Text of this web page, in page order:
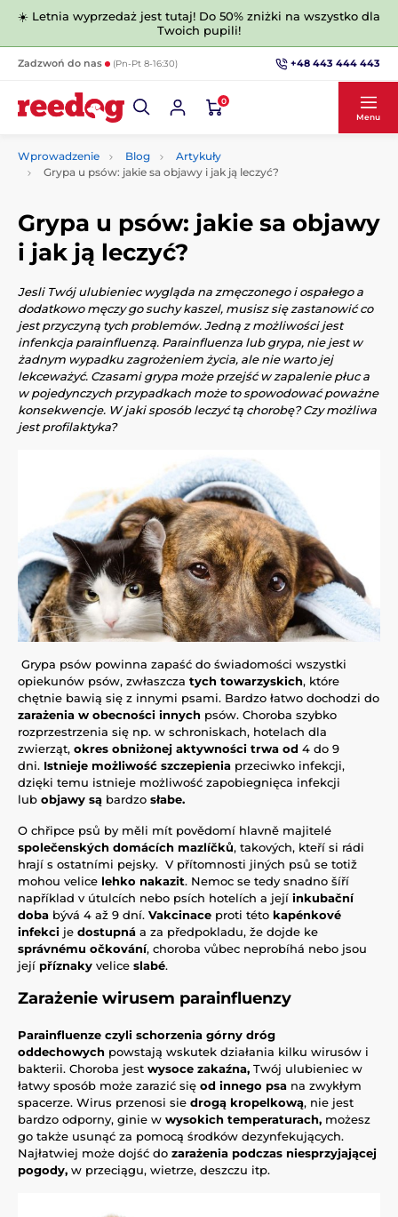
☀️ Letnia wyprzedaż jest tutaj! Do 50% zniżki na wszystko dla
Twoich pupili!
Zadzwoń do nas (Pn-Pt 8-16:30) +48 443 444 443
0
Menu
Wprowadzenie Blog
Artykuły
Grypa u psów: jakie sa objawy i jak ją leczyć?
Grypa u psów: jakie sa objawy
i jak ją leczyć?
Jesli Twój ulubieniec wygląda na zmęczonego i ospałego a
dodatkowo męczy go suchy kaszel, musisz się zastanowić co
jest przyczyną tych problemów. Jedną z możliwości jest
infenkcja parainfluenzą. Parainfluenza lub grypa, nie jest w
żadnym wypadku zagrożeniem życia, ale nie warto jej
lekceważyć. Czasami grypa może przejść w zapalenie płuc a
w pojedynczych przypadkach może to spowodować poważne
konsekwencje. W jaki sposób leczyć tą chorobę? Czy możliwa
jest profilaktyka?
Grypa psów powinna zapaść do świadomości wszystki
opiekunów psów, zwłaszcza tych towarzyskich, które
chętnie bawią się z innymi psami. Bardzo łatwo dochodzi do
zarażenia w obecności innych psów. Choroba szybko
rozprzestrzenia się np. w schroniskach, hotelach dla
zwierząt, okres obniżonej aktywności trwa od 4 do 9
dni. Istnieje możliwość szczepienia przeciwko infekcji,
dzięki temu istnieje możliwość zapobiegnięca infekcji
lub objawy są bardzo słabe.
O chřipce psů by měli mít povědomí hlavně majitelé
společenských domácích mazlíčků, takových, kteří si rádi
hrají s ostatními pejsky. V přítomnosti jiných psů se totiž
mohou velice lehko nakazit. Nemoc se tedy snadno šíří
například v útulcích nebo psích hotelích a její inkubační
doba bývá 4 až 9 dní. Vakcinace proti této kapénkové
infekci je dostupná a za předpokladu, že dojde ke
správnému očkování, choroba vůbec neprobíhá nebo jsou
její příznaky velice slabé.
Zarażenie wirusem parainfluenzy
Parainfluenze czyli schorzenia górny dróg
oddechowych powstają wskutek działania kilku wirusów i
bakterii. Choroba jest wysoce zakaźna, Twój ulubieniec w
łatwy sposób może zarazić się od innego psa na zwykłym
spacerze. Wirus przenosi sie drogą kropelkową, nie jest
bardzo odporny, ginie w wysokich temperaturach, możesz
go także usunąć za pomocą środków dezynfekujących.
Najłatwiej może dojść do zarażenia podczas niesprzyjającej
pogody, w przeciągu, wietrze, deszczu itp.